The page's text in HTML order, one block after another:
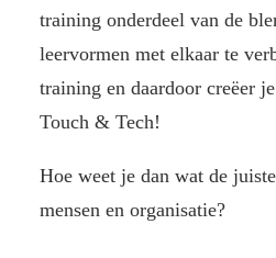
training onderdeel van de
leervormen met elkaar te
training en daardoor creëer
Touch & Tech!
Hoe weet je dan wat de
mensen en organisatie?